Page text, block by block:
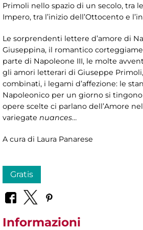
Primoli nello spazio di un secolo, tra
Impero, tra l’inizio dell’Ottocento e
Le sorprendenti lettere d’amore di
Giuseppina, il romantico
parte di Napoleone III, le molte
gli amori letterari di Giuseppe
combinati, i legami d’affezione: le
Napoleonico per un giorno si tingono
opere scelte ci parlano dell’Amore
variegate nuances…
A cura di Laura Panarese
Gratis
Informazioni